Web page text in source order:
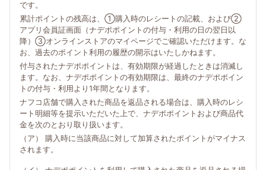
です。
累計ポイントの残高は、①購入時のレシートの記載、および②
アプリ会員証画面（ナデポポイントの付与・利用の日の翌日以
降）③オンラインストアのマイページでご確認いただけます。な
お、過去のポイント利用の履歴の開示はいたしかねます。
付与されたナデポポイントは、有効期限が経過したときは消滅し
ます。なお、ナデポポイントの有効期限は、最終のナデポポイン
トの付与・利用より1年間となります。
ナフコ店舗で購入された商品を返品される場合は、購入時のレシ
ート明細等を提示いただいた上で、ナデポポイントおよび商品代
金を次のとおり取り扱います。
（ア） 購入時に当該商品に対して加算されたポイントがマイナス
されます。